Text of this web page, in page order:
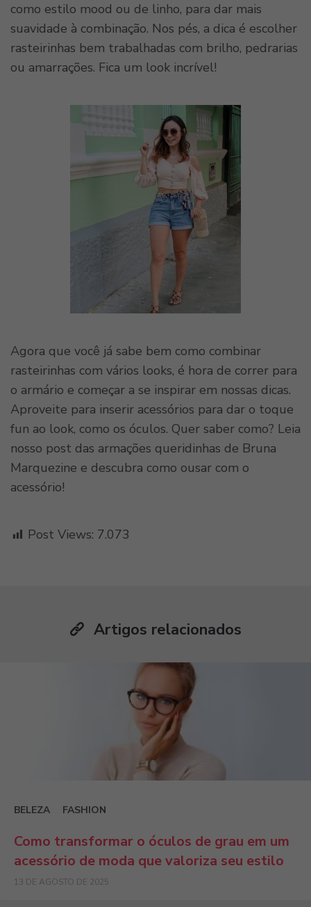
como estilo mood ou de linho, para dar mais
suavidade à combinação. Nos pés, a dica é escolher
rasteirinhas bem trabalhadas com brilho, pedrarias
ou amarrações. Fica um look incrível!
Agora que você já sabe bem como combinar
rasteirinhas com vários looks, é hora de correr para
o armário e começar a se inspirar em nossas dicas.
Aproveite para inserir acessórios para dar o toque
fun ao look, como os óculos. Quer saber como? Leia
nosso post das armações queridinhas de Bruna
Marquezine e descubra como ousar com o
acessório!
Post Views: 7.073
Artigos relacionados
BELEZA FASHION
Como transformar o óculos de grau em um
acessório de moda que valoriza seu estilo
13 DE AGOSTO DE 2025